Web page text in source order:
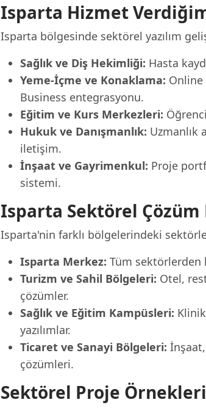
Isparta Hizmet
Isparta bölgesinde sektörel yazılım
Sağlık ve Diş Hekimliği: Hasta
Yeme-İçme ve Konaklama: Online
Business entegrasyonu.
Eğitim ve Kurs Merkezleri:
Hukuk ve Danışmanlık: Uzmanlık
iletişim.
İnşaat ve Gayrimenkul: Proje
sistemi.
Isparta Sektörel
Isparta'nin farklı bölgelerindeki
Isparta Merkez: Tüm sektörlerden
Turizm ve Sahil Bölgeleri: Otel,
çözümler.
Sağlık ve Eğitim Kampüsleri:
yazılımlar.
Ticaret ve Sanayi Bölgeleri:
çözümleri.
Sektörel Proje Örnekleri